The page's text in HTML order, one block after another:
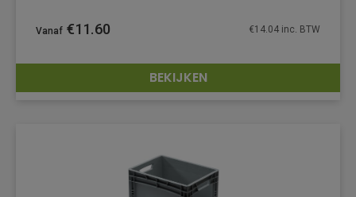
DETAILS
€11.60 €14.04 inc. BTW
BEKIJKEN